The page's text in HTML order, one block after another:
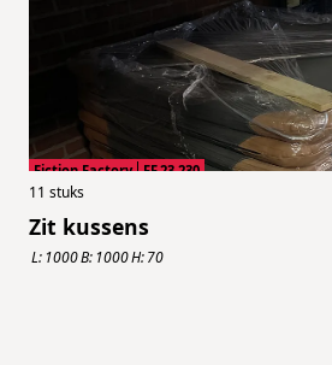
Fiction Factory FF.23.230
11 stuks
Zit kussens
L: 1000B: 1000H:70